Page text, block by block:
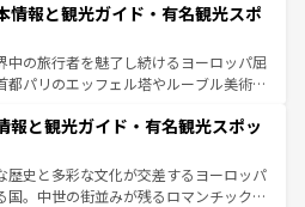
リアで、忘れられない旅をしてみよう！
ア情報は
国では、情熱的なフラメンコ、熱気あふ
美味しいタパスが生活の一部となってい
ドの洗練された雰囲気や、バルセロナの
角から、地方では古代ローマ遺跡や中世
て風土や気候が異なるスペインはその個
照してほしい。
情報と観光ガイド・有名観光スポ
中の旅行者を魅了し続けるヨーロッパ屈
都パリのエッフェル塔やルーブル美術館
詰まっている。華麗な宮殿、歴史的な大
チ、そして豊かな自然が、訪れる者を心
た、フランスは美食の国としても知ら
はユネスコ無形文化遺産にも登録されて
報と観光ガイド・有名観光スポッ
歴史と多彩な文化が交差するヨーロッパ
国。中世の街並みが残るロマンチック街